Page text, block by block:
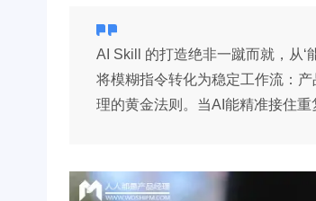
AI Skill 的打造绝非一蹴而就，从‘
将模糊指令转化为稳定工作流：
理的黄金法则。当AI能精准接住重